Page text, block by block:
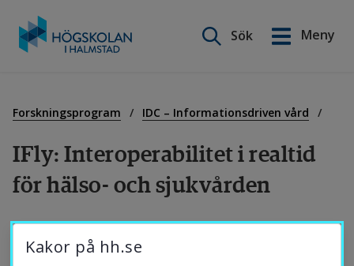
innehåll
Sök
Meny
Forskningsprogram IDC – Informationsdriven vård
IFly: Interoperabilitet i realtid
för hälso- och sjukvården
Interoperabilitet för hälsodata är allmänt
erkänt som viktig möjliggörare för digital
English
Utbildning
Forskning
Samverkan
Kakor på hh.se